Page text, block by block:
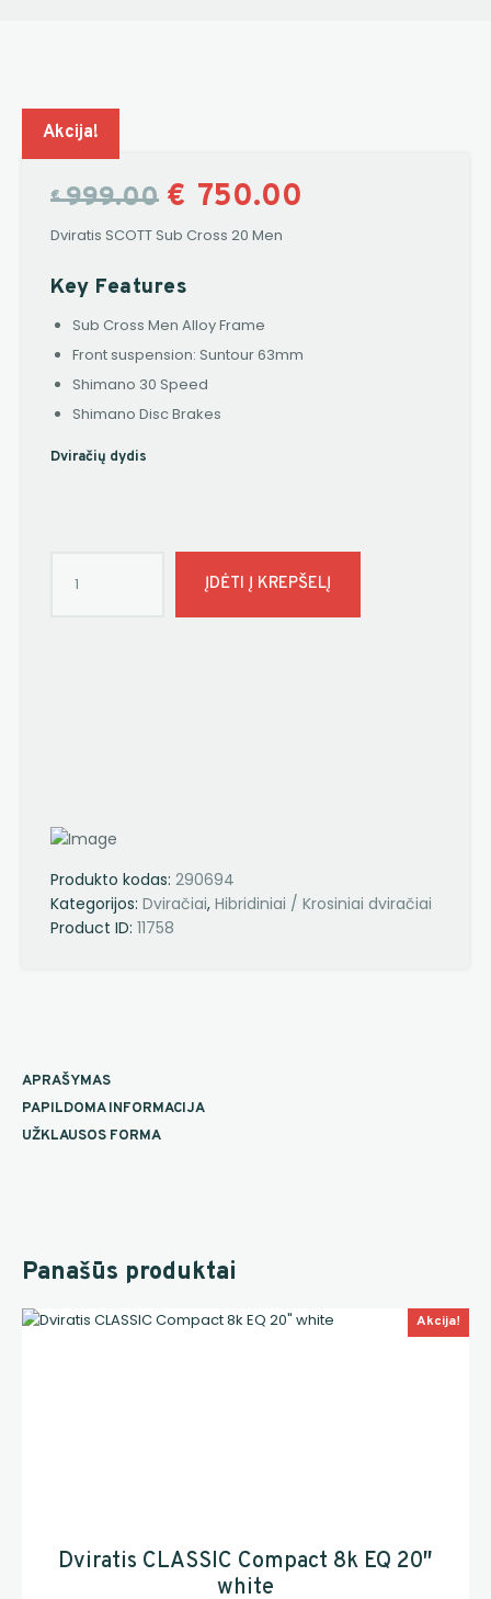
Akcija!
€ 999.00 € 750.00
Dviratis SCOTT Sub Cross 20 Men
Key Features
Sub Cross Men Alloy Frame
Front suspension: Suntour 63mm
Shimano 30 Speed
Shimano Disc Brakes
Dviračių dydis
ĮDĖTI Į KREPŠELĮ
Produkto kodas: 290694
Kategorijos: Dviračiai, Hibridiniai / Krosiniai dviračiai
Product ID: 11758
APRAŠYMAS
PAPILDOMA INFORMACIJA
UŽKLAUSOS FORMA
Panašūs produktai
Akcija!
Dviratis CLASSIC Compact 8k EQ 20″
white